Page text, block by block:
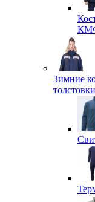
Зимние
толстовки